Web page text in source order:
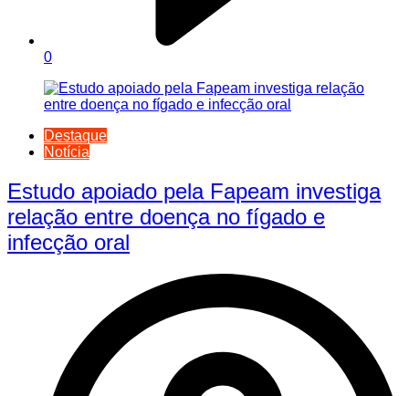
0
Destaque
Notícia
Estudo apoiado pela Fapeam investiga
relação entre doença no fígado e
infecção oral